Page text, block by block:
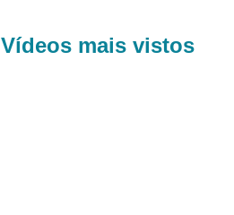
Vídeos mais vistos